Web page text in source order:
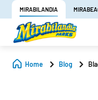
MIRABILANDIA
Home Blog